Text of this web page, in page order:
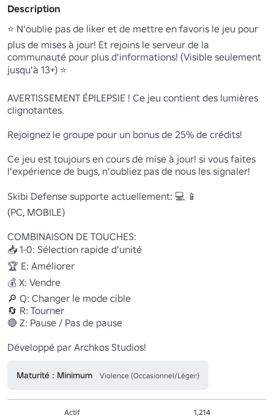
Description
⭐ N'oublie pas de liker et de mettre en favoris le jeu pour
plus de mises à jour! Et rejoins le serveur de la
communauté pour plus d'informations! (Visible seulement
jusqu'à 13+) ⭐
AVERTISSEMENT ÉPILEPSIE ! Ce jeu contient des lumières
clignotantes.
Rejoignez le groupe pour un bonus de 25% de crédits!
Ce jeu est toujours en cours de mise à jour! si vous faites
l'expérience de bugs, n'oubliez pas de nous les signaler!
Skibi Defense supporte actuellement: 💻 📱
(PC, MOBILE)
COMBINAISON DE TOUCHES:
📥 1-0: Sélection rapide d'unité
🏆 E: Améliorer
💰 X: Vendre
🔎 Q: Changer le mode cible
🔄 R: Tourner
🔴 Z: Pause / Pas de pause
Développé par Archkos Studios!
Maturité : Minimum Violence (Occasionnel/Léger)
Actif
1,214